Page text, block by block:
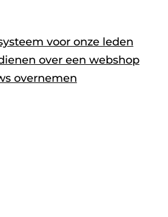
voor onze leden
over een webshop
overnemen